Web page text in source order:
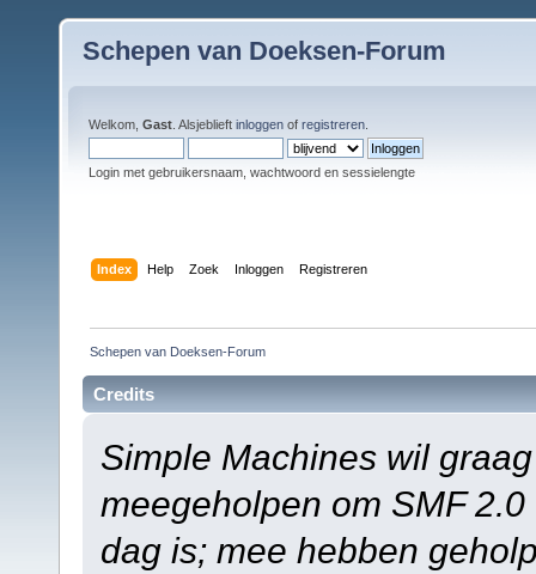
Schepen van Doeksen-Forum
Welkom, Gast . Alsjeblieft inloggen of registreren
Login met gebruikersnaam, wachtwoord en sessielengte
Index Help Zoek Inloggen Registreren
Schepen van Doeksen-Forum
Credits
Simple Machines wil
meegeholpen om SMF
dag is; mee hebben